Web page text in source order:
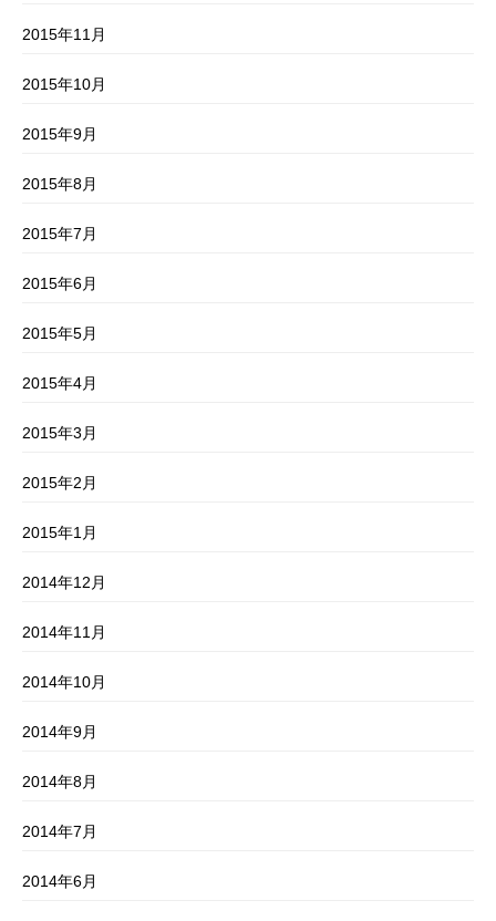
2015年11月
2015年10月
2015年9月
2015年8月
2015年7月
2015年6月
2015年5月
2015年4月
2015年3月
2015年2月
2015年1月
2014年12月
2014年11月
2014年10月
2014年9月
2014年8月
2014年7月
2014年6月